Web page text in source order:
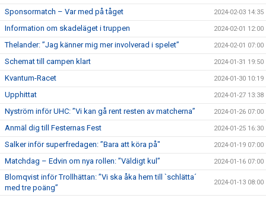
Sponsormatch – Var med på tåget 2024-02-03 14:35
Information om skadeläget i truppen 2024-02-01 12:00
Thelander: ”Jag känner mig mer involverad i spelet” 2024-02-01 07:00
Schemat till campen klart 2024-01-31 19:50
Kvantum-Racet 2024-01-30 10:19
Upphittat 2024-01-27 13:38
Nyström inför UHC: ”Vi kan gå rent resten av matcherna” 2024-01-26 07:00
Anmäl dig till Festernas Fest 2024-01-25 16:30
Salker inför superfredagen: ”Bara att köra på" 2024-01-19 07:00
Matchdag – Edvin om nya rollen: ”Väldigt kul” 2024-01-16 07:00
Blomqvist inför Trollhättan: ”Vi ska åka hem till `schlätta´
med tre poäng”
2024-01-13 08:00